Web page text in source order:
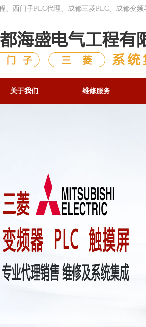
、西门子PLC代理、成都三菱PLC、成都变
关于我们 维修服务